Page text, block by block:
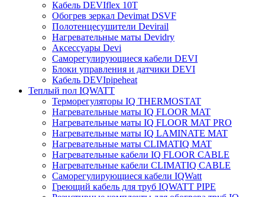
Кабель DEVIflex 10T
Обогрев зеркал Devimat DSVF
Полотенцесушители Devirail
Нагревательные маты Devidry
Аксессуары Devi
Саморегулирующиеся кабели DEVI
Блоки управления и датчики DEVI
Кабель DEVIpipeheat
Теплый пол IQWATT
Терморегуляторы IQ THERMOSTAT
Нагревательные маты IQ FLOOR MAT
Нагревательные маты IQ FLOOR MAT PRO
Нагревательные маты IQ LAMINATE MAT
Нагревательные маты CLIMATIQ MAT
Нагревательные кабели IQ FLOOR CABLE
Нагревательные кабели CLIMATIQ CABLE
Саморегулирующиеся кабели IQWatt
Греющий кабель для труб IQWATT PIPE